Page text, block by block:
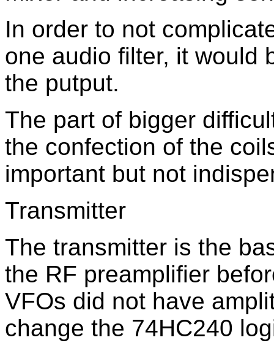
In order to not
one audio filter, it would
the putput.
The part of bigger
the confection of the
important but not
Transmitter
The transmitter is the
the RF preamplifier
VFOs did not have
change the 74HC240